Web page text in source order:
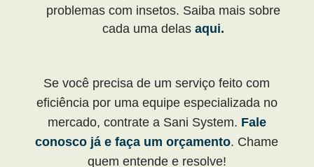
problemas com insetos. Saiba mais sobre
cada uma delas aqui.
Se você precisa de um serviço feito com
eficiência por uma equipe especializada no
mercado, contrate a Sani System. Fale
conosco já e faça um orçamento. Chame
quem entende e resolve!